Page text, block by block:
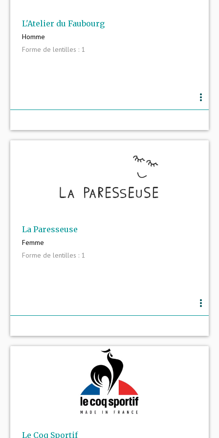
L'Atelier du Faubourg
Homme
Forme de lentilles : 1
more_vert
La Paresseuse
Femme
Forme de lentilles : 1
more_vert
Le Coq Sportif